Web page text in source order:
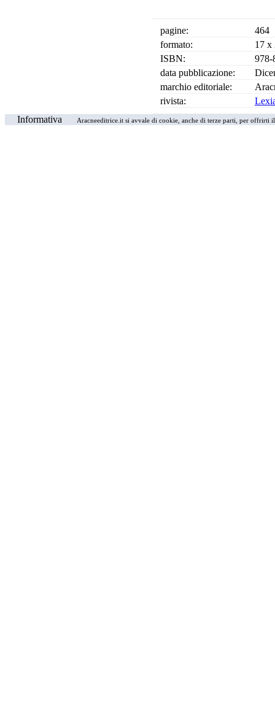
pagine:
464
formato:
17 x
ISBN:
978-
data pubblicazione:
marchio editoriale:
rivista:
Informativa
Aracneeditrice.it si avvale di cookie, anche di terze parti, per